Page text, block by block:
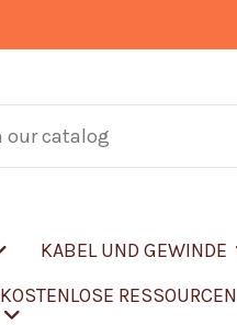
KABEL UND GEWINDE
KOSTENLOSE RESSOURCEN